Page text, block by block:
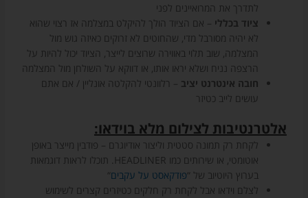
לתדרך את המרואיינים לפני
ציוד בכללי – אם הציוד הולך להיקלט במצלמה אז רצוי שהוא
לא יהיה מסורבל מדי, שהחוטים לא זרוקים כאיזה גוש מול
המצלמה, שוב תלוי באווירה שרוצים לייצר, הציוד יכול להיות על
הרצפה נניח ושלא יראו אותו, או דווקא על השולחן מול המצלמה
חובה אינטרנט יציב – רלוונטי להקלטה אונליין / אם אתם
עושים לייב כטיזר
אלטרנטיבות לצילום מלא בוידאו:
לקחת רק תמונה סטטית וליצור אודיוגרם – פודבין מייצר באופן
אוטומטי, או שירותים כמו HEADLINER. תוכלו לראות דוגמאות
בערוץ היוטיוב של “פודקאסט על עקבים“
לצלם וידאו אבל לקחת רק חלקים כטיזרים קצרים לשימוש